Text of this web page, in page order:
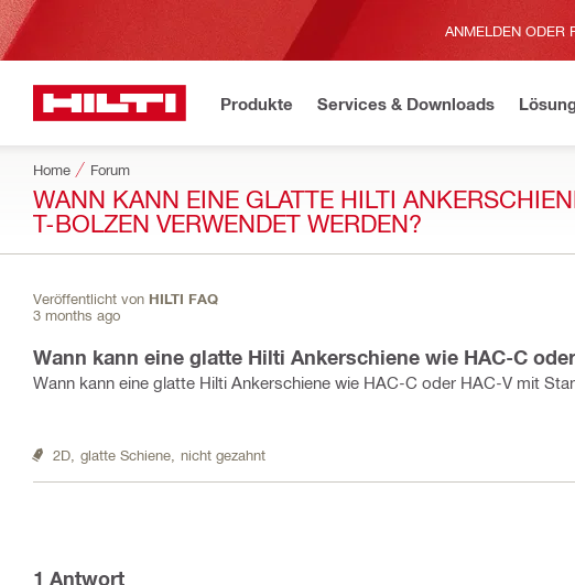
ANMELDEN ODER
Produkte Services & Downloads
Home Forum
WANN KANN EINE GLATTE HILTI
T-BOLZEN VERWENDET WERDEN?
Veröffentlicht von HILTI FAQ
3 months ago
Wann kann eine glatte Hilti Ankerschiene wie HAC-C
Wann kann eine glatte Hilti Ankerschiene wie HAC-C oder HAC-V mit
2D, glatte Schiene, nicht gezahnt
1 Antwort